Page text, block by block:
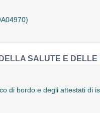
SALUTE E DELLE
di bordo e degli attestati di